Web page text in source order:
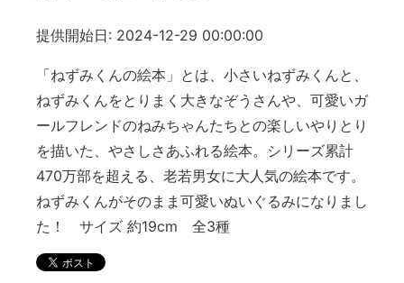
提供開始日: 2024-12-29 00:00:00
「ねずみくんの絵本」とは、小さいねずみくんと、
ねずみくんをとりまく大きなぞうさんや、可愛いガ
ールフレンドのねみちゃんたちとの楽しいやりとり
を描いた、やさしさあふれる絵本。シリーズ累計
470万部を超える、老若男女に大人気の絵本です。
ねずみくんがそのまま可愛いぬいぐるみになりまし
た！ サイズ 約19cm 全3種